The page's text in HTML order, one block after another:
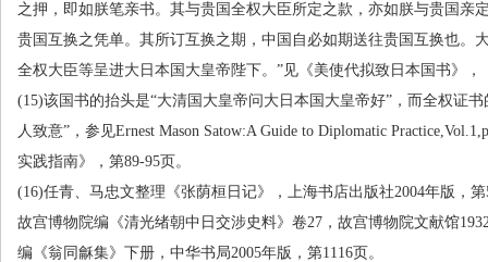
之押，即如朕笔亲书。其与贵国全权大臣所定之款，亦如朕与贵国亲
贵国互换之凭单。其所订互换之期，中国自必如期送往贵国互换也。
全权大臣等呈进大日本国大皇帝陛下。”见《美使代拟致日本国书》，
(15)该国书的抬头是“大清国大皇帝问大日本国大皇帝好”，而全权证
人致意”，参见Ernest Mason Satow:A Guide to Diplomatic
实践指南》，第89-95页。
(16)任青、马忠文整理《张荫桓日记》，上海书店出版社2004年版，第
故宫博物院编《清光绪朝中日交涉史料》卷27 ，故宫博物院文献馆
编《翁同龢集》下册，中华书局2005年版，第1116页。